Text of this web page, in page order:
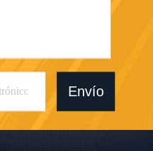
Envío